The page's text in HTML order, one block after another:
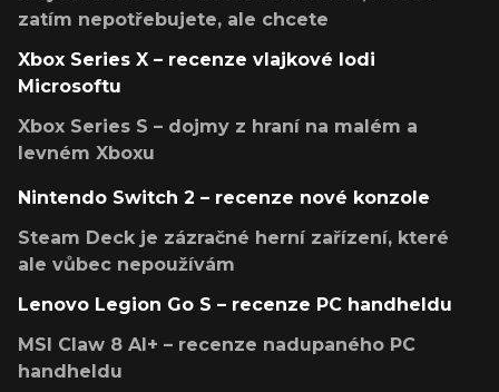
zatím nepotřebujete, ale chcete
Xbox Series X – recenze vlajkové lodi
Microsoftu
Xbox Series S – dojmy z hraní na malém a
levném Xboxu
Nintendo Switch 2 – recenze nové konzole
Steam Deck je zázračné herní zařízení, které
ale vůbec nepoužívám
Lenovo Legion Go S – recenze PC handheldu
MSI Claw 8 AI+ – recenze nadupaného PC
handheldu